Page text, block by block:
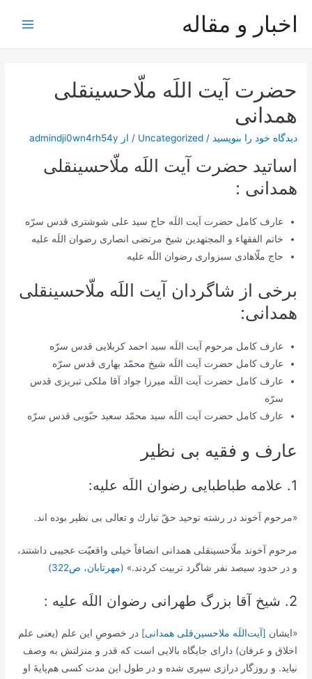
اخبار و مقاله
حضرت آیت اللَه ملّاحسینقلی
همدانی
دیدگاه‌ خود را بنویسید /
Uncategorized / از admindji0wn4rh54y
اساتید حضرت آیت اللَه ملّاحسینقلی
همدانی :
عارف کامل حضرت آیت اللَه حاج سید علی شوشتری قدس سرّه
خاتم الفقهاء و المجتهدین شیخ مرتضی انصاری رضوان اللَه علیه
حاج ملّاهادی سبزواری رضوان اللَه علیه
برخی از شاگردان آیت اللَه ملّاحسینقلی
همدانی:
عارف کامل مرحوم آیت اللَه سيد احمد كربلايى قدس سرّه
عارف کامل حضرت آیت اللَه شيخ محمّد بهارى قدس سرّه
عارف کامل حضرت آیت اللَه میرزا جواد آقا ملکی تبریزی قدس
سرّه
عارف کامل حضرت آیت اللَه سيد محمّد سعيد حبّوبى قدس سرّه
عارف و فقیه بی نظیر
1. علامه طباطبایی رضوان اللَه علیه:
«مرحوم آخوند در رشته توحيد حقّ تبارك و تعالى بى نظير بوده‏ اند.
مرحوم آخوند ملّاحسينقلى همدانى انصافاً خيلى واقعيّت عجيبى داشتند،
و در حدود سيصد نفر شاگرد تربيت كردند.» (مهرتابان، ص322)
2. شیخ آقا بزرگ طهرانی رضوان اللَه علیه :
«ایشان [آیت‌اللَه ملاحسین‌قلی همدانی] در خصوصِ این علم (یعنی علم
اخلاق و عرفان) دارای جایگاه بالایی است که قدر و منزلتش به وصف
نیاید. و روزگار درازی سپری شده و در طول این مدت کسی هم‌پایۀ او